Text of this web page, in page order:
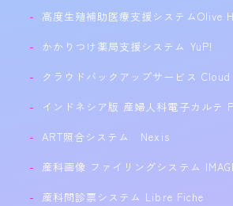
高度生殖補助医療支援システムOlive
かかりつけ薬局支援システム YuP!
クラウドバックアップサービス
インドネシア版 産婦人科電子カルテ
ART照合システム Nexis
産科画像 ファイリングシステム
産科問診票システム Libre Fiche